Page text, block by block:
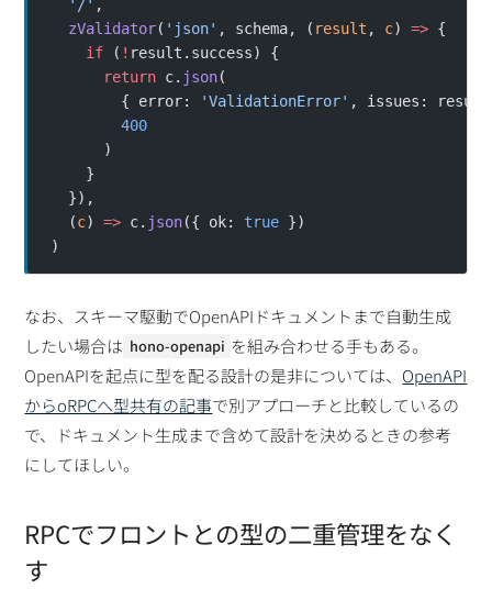
  '/'
,
  zValidator
( 'json' , schema, ( result , c) => {
    if
( ! result.success) {
      return
c. json(
        { error:
'ValidationError' , issues:
        400
      )
    }
  }),
  (
c) => c. json({ ok: true })
)
なお、スキーマ駆動でOpenAPIドキュメントまで自動生成
したい場合は hono-openapi を組み合わせる手もある。
OpenAPIを起点に型を配る設計の是非については、 OpenAPI
からoRPCへ型共有の記事で別アプローチと比較しているの
で、ドキュメント生成まで含めて設計を決めるときの参考
にしてほしい。
RPCでフロントとの型の二重管理をなく
す